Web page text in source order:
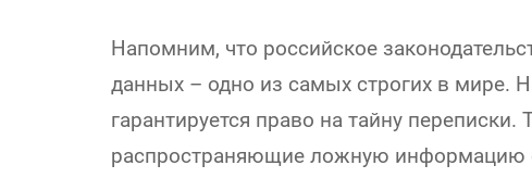
Напомним, что российское
данных – одно из самых строгих в мире.
гарантируется право на тайну
распространяющие ложную информацию